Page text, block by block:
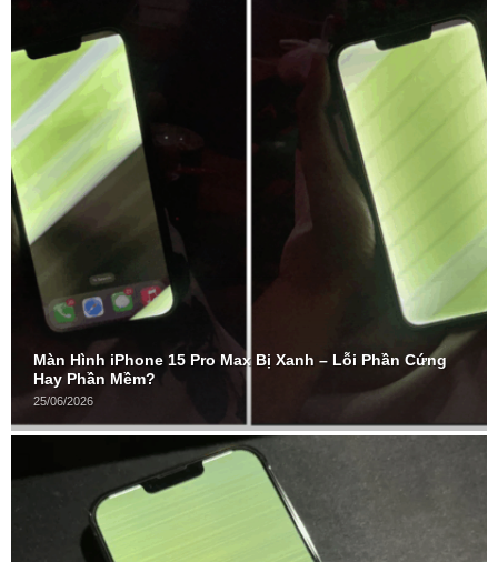
Màn Hình iPhone 15 Pro Max Bị Xanh – Lỗi Phần Cứng
Hay Phần Mềm?
25/06/2026